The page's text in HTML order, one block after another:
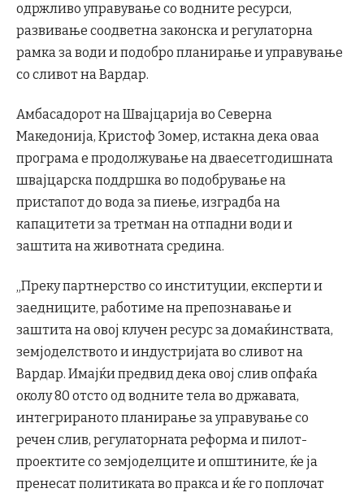
одржливо управување со водните ресурси,
развивање соодветна законска и регулаторна
рамка за води и подобро планирање и управување
со сливот на Вардар.
Амбасадорот на Швајцарија во Северна
Македонија, Кристоф Зомер, истакна дека оваа
програма е продолжување на дваесетгодишната
швајцарска поддршка во подобрување на
пристапот до вода за пиење, изградба на
капацитети за третман на отпадни води и
заштита на животната средина.
„Преку партнерство со институции, експерти и
заедниците, работиме на препознавање и
заштита на овој клучен ресурс за домаќинствата,
земјоделството и индустријата во сливот на
Вардар. Имајќи предвид дека овој слив опфаќа
околу 80 отсто од водните тела во државата,
интегрираното планирање за управување со
речен слив, регулаторната реформа и пилот-
проектите со земјоделците и општините, ќе ја
пренесат политиката во пракса и ќе го поплочат